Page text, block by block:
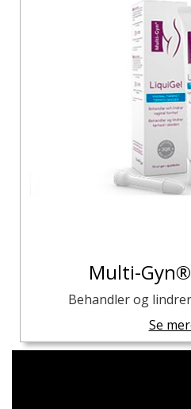
Multi-
Behandler og
Se